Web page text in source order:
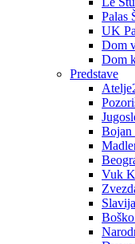
Palas
UK
Dom
Dom
Predstave
Bojan
Vuk
Slavija